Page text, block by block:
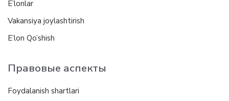
E’lonlar
Vakansiya joylashtirish
E’lon Qo’shish
Правовые аспекты
Foydalanish shartlari